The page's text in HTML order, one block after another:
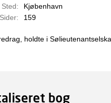
Sted:
Kjøbenhavn
Sider:
159
holdte i
bog